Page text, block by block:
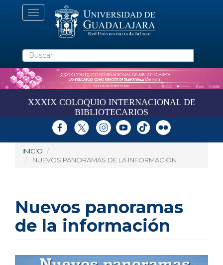
Toggle
navigation
Buscar
XXXIX COLOQUIO INTERNACIONAL DE
BIBLIOTECARIOS
INICIO
NUEVOS PANORAMAS DE LA INFORMACIÓN
Nuevos panoramas
de la información